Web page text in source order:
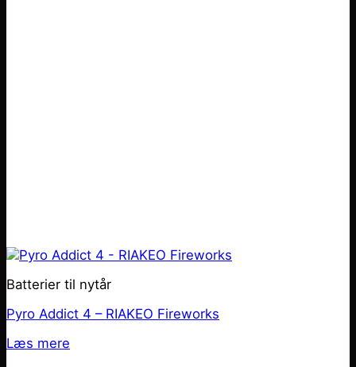
Batterier til nytår
Pyro Addict 4 – RIAKEO Fireworks
Læs mere